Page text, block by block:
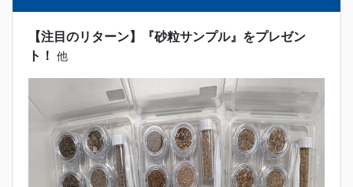
【注目のリターン】『砂粒サンプル』をプレゼン
ト！
他